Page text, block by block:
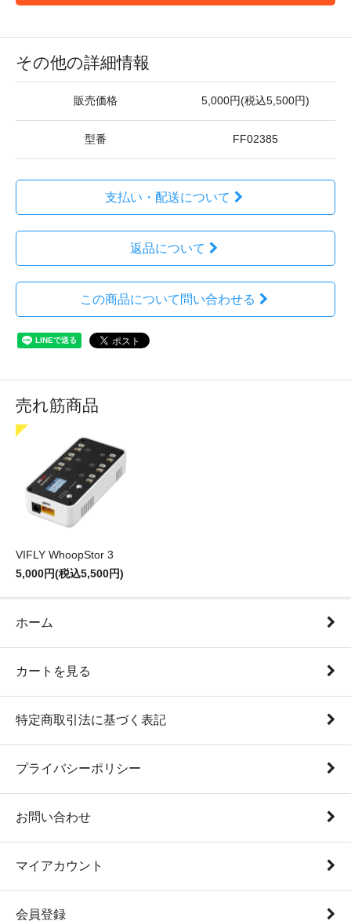
その他の詳細情報
販売価格 5,000円(税込5,500円)
型番 FF02385
支払い・配送について
返品について
この商品について問い合わせる
売れ筋商品
VIFLY WhoopStor 3
5,000円(税込5,500円)
ホーム
カートを見る
特定商取引法に基づく表記
プライバシーポリシー
お問い合わせ
マイアカウント
会員登録